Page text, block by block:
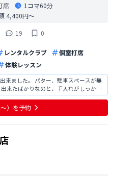
席
1コマ60分
4,400円〜
19 0
レンタルクラブ
個室打席
体験レッスン
駐車スペースが無
）を予約